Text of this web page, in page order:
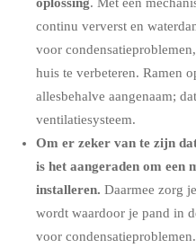
continu ververst en
voor
huis te verbeteren. Ramen
allesbehalve aangenaam;
ventilatiesysteem.
Om er zeker van te zijn
is het aangeraden om een
installeren. Daarmee zorg
wordt waardoor je pand in
voor